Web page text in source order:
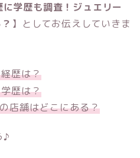
学歴も調査！ジュエリー
】としてお伝えしていきま
歴は？
歴は？
店舗はどこにある？
♪